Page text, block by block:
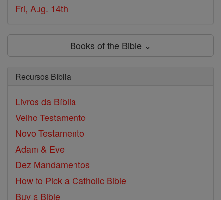
Fri, Aug. 14th
Books of the Bible ⌄
Recursos Bíblia
Livros da Bíblia
Velho Testamento
Novo Testamento
Adam & Eve
Dez Mandamentos
How to Pick a Catholic Bible
Buy a Bible